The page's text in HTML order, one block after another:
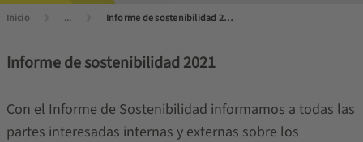
Inicio ... Informe de sostenibilidad 2021
Informe de sostenibilidad 2021
Con el Informe de Sostenibilidad informamos a todas las
partes interesadas internas y externas sobre los